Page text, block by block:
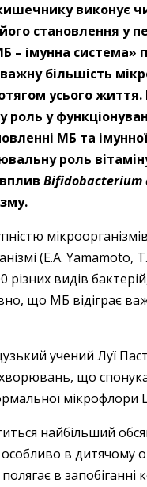
виконує
становлення у
– імунна система»
більшість
усього
роль у
МБ та
роль
Bifidobacterium
(E.A.
різних видів
що МБ відіграє
учений Луї
що
мікрофлори
найбільший
особливо в дитячому
в